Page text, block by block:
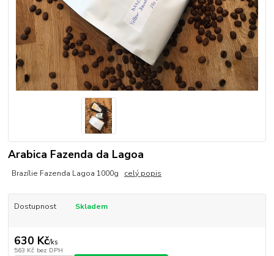
Arabica Fazenda da Lagoa
Brazílie Fazenda Lagoa 1000g celý popis
Dostupnost Skladem
630 Kč/ks
563 Kč bez DPH